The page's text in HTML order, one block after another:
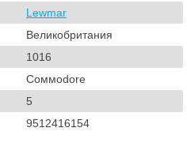
Lewmar
Великобритания
1016
Coммodore
5
9512416154